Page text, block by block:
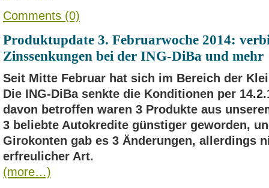
Comments (0)
Produktupdate 3. Februarwoche 2014:
Zinssenkungen bei der ING-DiBa und mehr
Seit Mitte Februar hat sich im Bereich der
Die ING-DiBa senkte die Konditionen per
davon betroffen waren 3 Produkte aus
3 beliebte Autokredite günstiger geworden,
Girokonten gab es 3 Änderungen, allerdings
erfreulicher Art.
(more…)